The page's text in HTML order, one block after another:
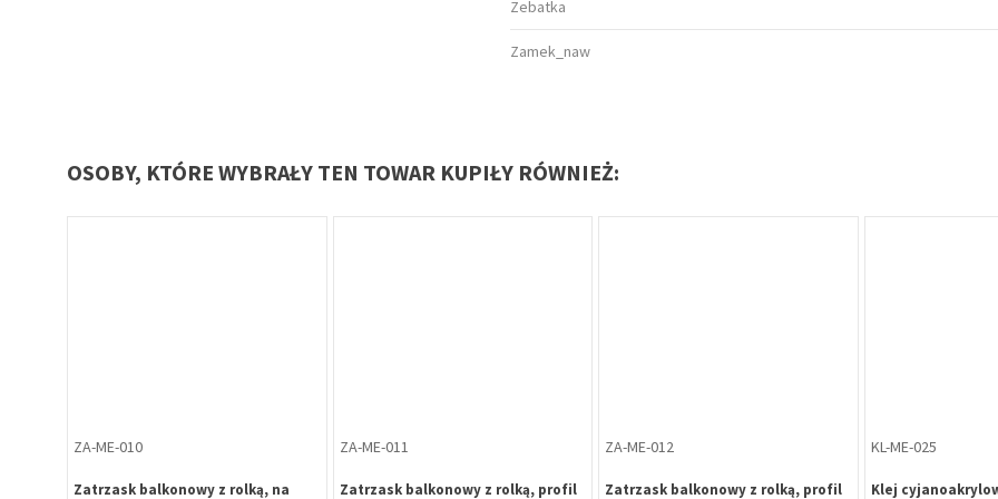
Zebatka
Zamek_naw
OSOBY, KTÓRE WYBRAŁY TEN TOWAR KUPIŁY RÓWNIEŻ:
ZA-ME-010
Zatrzask balkonowy z rolką, na
ZA-ME-011
Zatrzask balkonowy z rolką, profil
ZA-ME-012
Zatrzask balkonowy z rolką, profil
KL-ME-025
Klej